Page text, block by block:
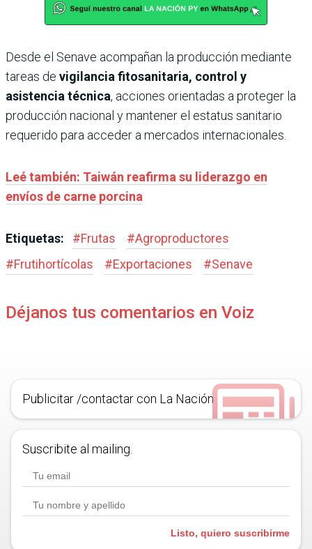
Desde el Senave acompañan la producción mediante
tareas de vigilancia fitosanitaria, control y
asistencia técnica, acciones orientadas a proteger la
producción nacional y mantener el estatus sanitario
requerido para acceder a mercados internacionales.
Leé también: Taiwán reafirma su liderazgo en
envíos de carne porcina
Etiquetas: #Frutas #Agroproductores
#Frutihortícolas #Exportaciones #Senave
Déjanos tus comentarios en Voiz
Publicitar /contactar con La Nación
Suscribite al mailing.
Listo, quiero suscribirme